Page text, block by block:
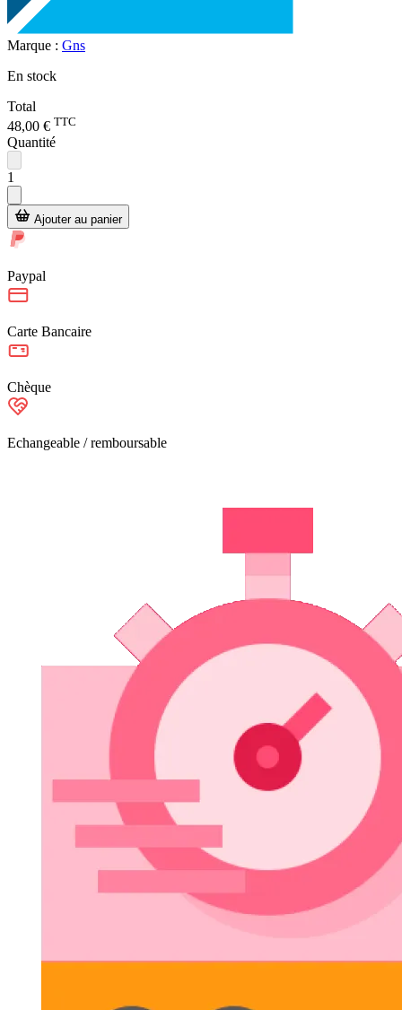
Marque : Gns
En stock
Total
48,00 € TTC
Quantité
1
Ajouter au panier
Paypal
Carte Bancaire
Chèque
Echangeable / remboursable